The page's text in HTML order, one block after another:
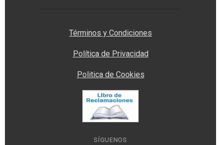
Términos y Condiciones
Política de Privacidad
Politica de Cookies
SÍGUENOS